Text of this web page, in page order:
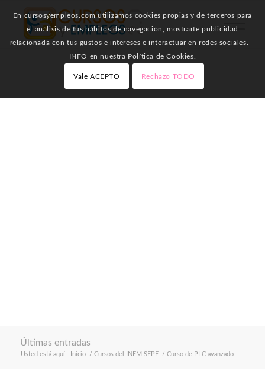
Últimas entradas
Usted está aquí: Inicio / Cursos del INEM SEPE / Curso de PLC avanzado
En cursosyempleos.com utilizamos cookies propias y de terceros para
el análisis de tus hábitos de navegación, mostrarte publicidad
relacionada con tus gustos e intereses e interactuar en redes sociales. +
INFO en nuestra Política de Cookies.
Vale ACEPTO Rechazo TODO